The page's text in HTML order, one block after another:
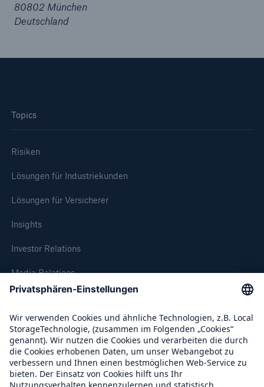
80802 München
Deutschland
Topics
Risiken
Lösungen für Industriekunden
Lösungen für Versicherer
Insights
Investor Relations
Media Relations
Compliance
Über Munich Re
Munich Re Weltweit
Versicherungslücke: der Anteil der nicht
versicherten Schäden aus Naturkatastrophen
71.8%
Lösungen
Sachdeckung durch einen leistungsfähigen
Rückversicherungspartner